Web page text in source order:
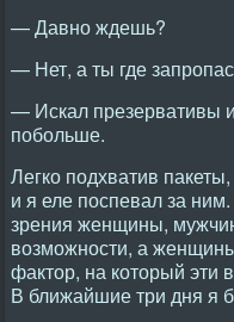
— Давно ждешь?
— Нет, а ты где
— Искал презервативы и
побольше.
Легко подхватив
и я еле поспевал за
зрения женщины,
возможности, а
фактор, на который эти
В ближайшие три дня я